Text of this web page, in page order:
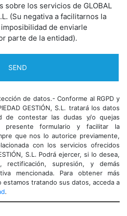
sobre los servicios de GLOBAL
(Su negativa a facilitarnos la
de enviarle
parte de la entidad).
de datos.- Conforme al RGPD y
GESTIÓN, S.L. tratará los datos
de contestar las dudas y/o quejas
presente formulario y facilitar la
que nos lo autorice previamente,
con los servicios ofrecidos
S.L. Podrá ejercer, si lo desea,
rectificación, supresión, y demás
mencionada. Para obtener más
estamos tratando sus datos, acceda a
.